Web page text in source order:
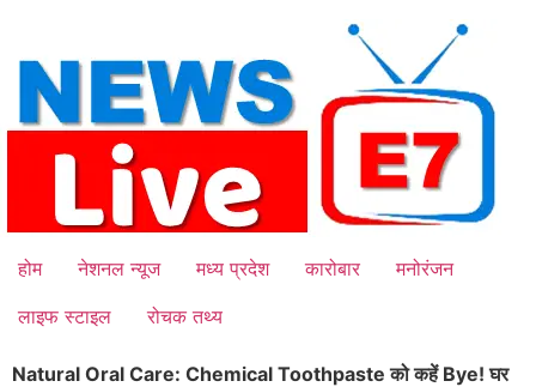
content
होम नेशनल न्यूज मध्य प्रदेश कारोबार
मनोरंजन
लाइफ स्टाइल
रोचक तथ्य
Natural Oral Care: Chemical Toothpaste को कहें Bye! घर